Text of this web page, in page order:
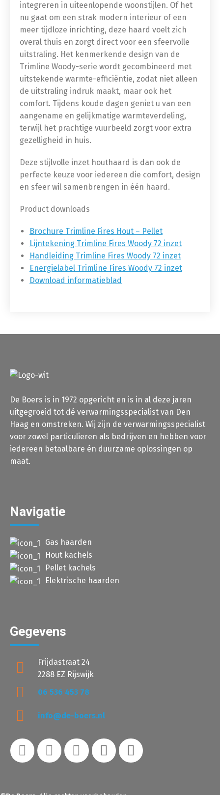
integreren in uiteenlopende woonstijlen. Of het
nu gaat om een strak modern interieur of een
meer tijdloze inrichting, deze haard voelt zich
overal thuis en zorgt direct voor een sfeervolle
uitstraling. Het kenmerkende design van de
Trimline Woody-serie wordt gecombineerd met
uitstekende warmte-efficiëntie, zodat niet alleen
de uitstraling indruk maakt, maar ook het
comfort. Tijdens koude dagen geniet u van een
aangename en gelijkmatige warmteverdeling,
terwijl het prachtige vuurbeeld zorgt voor extra
gezelligheid in huis.
Deze stijlvolle inzet houthaard is dan ook de
perfecte keuze voor iedereen die comfort, design
en sfeer wil samenbrengen in één haard.
Product downloads
Brochure Trimline Fires Hout – Pellet
Lijntekening Trimline Fires Woody 72 inzet
Handleiding Trimline Fires Woody 72 inzet
Energielabel Trimline Fires Woody 72 inzet
Download informatieblad
De Boers is in 1972 opgericht en is in al deze jaren
uitgegroeid tot dé verwarmingsspecialist van Den
Haag en omstreken. Wij zijn de verwarmingsspecialist
voor zowel particulieren als bedrijven en hebben voor
iedereen betaalbare én duurzame oplossingen op
maat.
Navigatie
Gas haarden
Hout kachels
Pellet kachels
Elektrische haarden
Gegevens
Frijdastraat 24
2288 EZ Rijswijk
06 536 453 78
info@de-boers.nl